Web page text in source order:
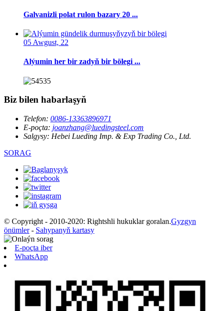
Galvanizli polat rulon bazary 20 ...
05 Awgust, 22
Alýumin her bir zadyň bir bölegi ...
Biz bilen habarlaşyň
Telefon: 0086-13363896971
E-poçta: joanzhang@luedingsteel.com
Salgysy: Hebei Lueding Imp. & Exp Trading Co., Ltd.
SORAG
© Copyright - 2010-2020: Rightshli hukuklar goralan.Gyzgyn
önümler- Sahypanyň kartasy
E-poçta iber
WhatsApp